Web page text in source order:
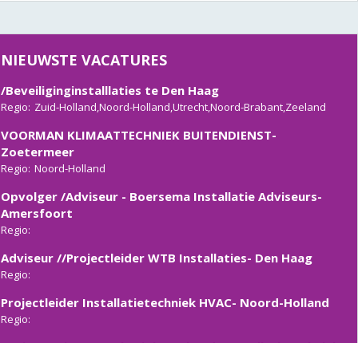
NIEUWSTE VACATURES
Regio:
Senior-Adviseur- Elektrotechnische installaties
Regio:Zuid-Holland,Noord-Holland,Utrecht,Noord-Brabant,Zeeland
Zoetermeer
Regio:Noord-Holland
Amersfoort
Regio:
Regio:
Regio: